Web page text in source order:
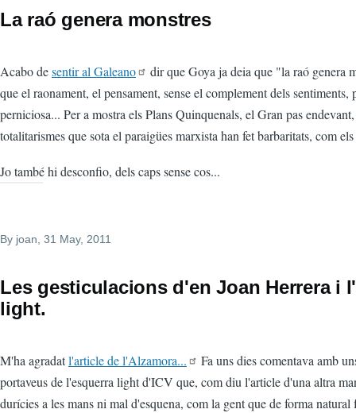
La raó genera monstres
Acabo desentir al Galeano
dir que Goya ja deia que "la raó genera
que el raonament, el pensament, sense el complement dels sentiments,
perniciosa... Per a mostra els Plans Quinquenals, el Gran pas
totalitarismes que sota el paraigües marxista han fet barbaritats, com
Jo també hi desconfio, dels caps sense cos...
By joan, 31 May, 2011
Les gesticulacions d'en Joan Herrera i
light.
M'ha agradatl'article de l'Alzamora...
Fa uns dies comentava amb
portaveus de l'esquerra light d'ICV que, com diu l'article d'una altra
durícies a les mans ni mal d'esquena, com la gent que de forma natural